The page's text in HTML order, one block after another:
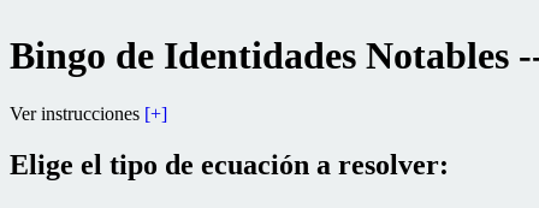
Bingo de Identidades Notables
Ver instrucciones [+]
Elige el tipo de ecuación a resolver: